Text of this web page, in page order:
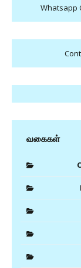
Whatsapp
வகைகள்